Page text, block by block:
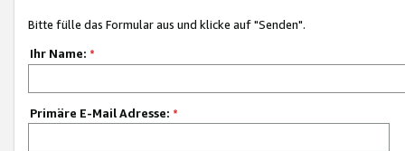
Bitte fülle das Formular aus und klicke auf "Senden".
Ihr Name: *
Primäre E-Mail Adresse: *